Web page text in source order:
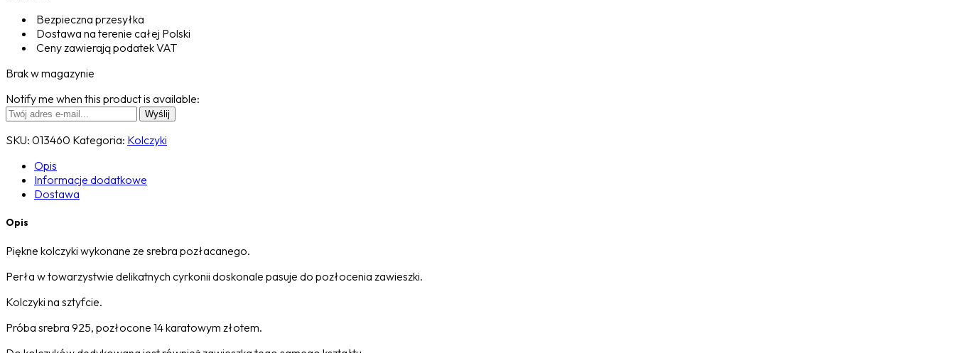
Bezpieczna przesyłka
Dostawa na terenie całej Polski
Ceny zawierają podatek VAT
Brak w magazynie
Notify me when this product is available:
SKU: 013460 Kategoria: Kolczyki
Opis
Informacje dodatkowe
Dostawa
Opis
Piękne kolczyki wykonane ze srebra pozłacanego.
Perła w towarzystwie delikatnych cyrkonii doskonale pasuje do pozłocenia zawieszki.
Kolczyki na sztyfcie.
Próba srebra 925, pozłocone 14 karatowym złotem.